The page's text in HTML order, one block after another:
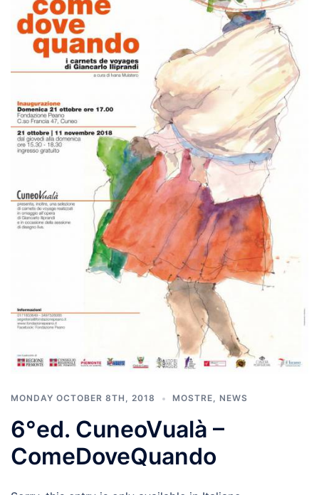
MONDAY OCTOBER 8TH, 2018 MOSTRE NEWS
6°ed. CuneoVualà –
ComeDoveQuando